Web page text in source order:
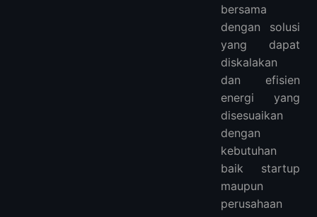
bersama
dengan solusi
yang dapat
diskalakan
dan efisien
energi yang
disesuaikan
dengan
kebutuhan
baik startup
maupun
perusahaan